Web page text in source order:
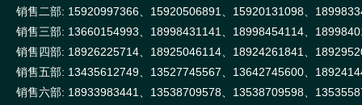
销售二部: 15920997366、15920506891、15920131098、
销售三部: 13660154993、18998431141、18998454114、
销售四部: 18926225714、18925046114、18924261841、
销售五部: 13435612749、13527745567、13642745600、
销售六部: 18933983441、13538709578、13538709598、